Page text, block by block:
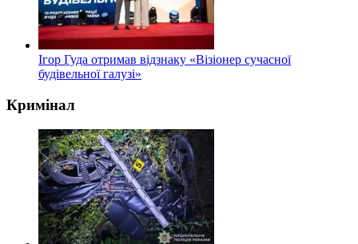
Ігор Гуда отримав відзнаку «Візіонер сучасної
будівельної галузі»
Кримінал